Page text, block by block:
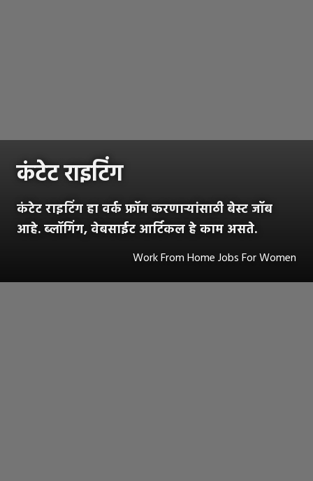
कंटेट राइटिंग
कंटेट राइटिंग हा वर्क फ्रॉम करणाऱ्यांसाठी बेस्ट जॉब
आहे. ब्लॉगिंग, वेबसाईट आर्टिकल हे काम असते.
Work From Home Jobs For Women